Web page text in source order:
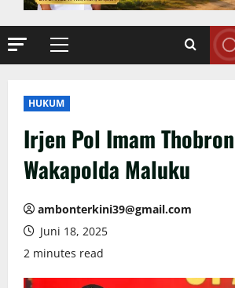
HUKUM
Irjen Pol Imam
Wakapolda Maluku
ambonterkini39@gmail.com
Juni 18, 2025
2 minutes read